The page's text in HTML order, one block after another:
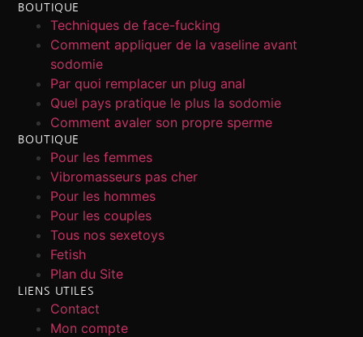
BOUTIQUE
Techniques de face-fucking
Comment appliquer de la vaseline avant
sodomie
Par quoi remplacer un plug anal
Quel pays pratique le plus la sodomie
Comment avaler son propre sperme
BOUTIQUE
Pour les femmes
Vibromasseurs pas cher
Pour les hommes
Pour les couples
Tous nos sexetoys
Fetish
Plan du Site
LIENS UTILES
Contact
Mon compte